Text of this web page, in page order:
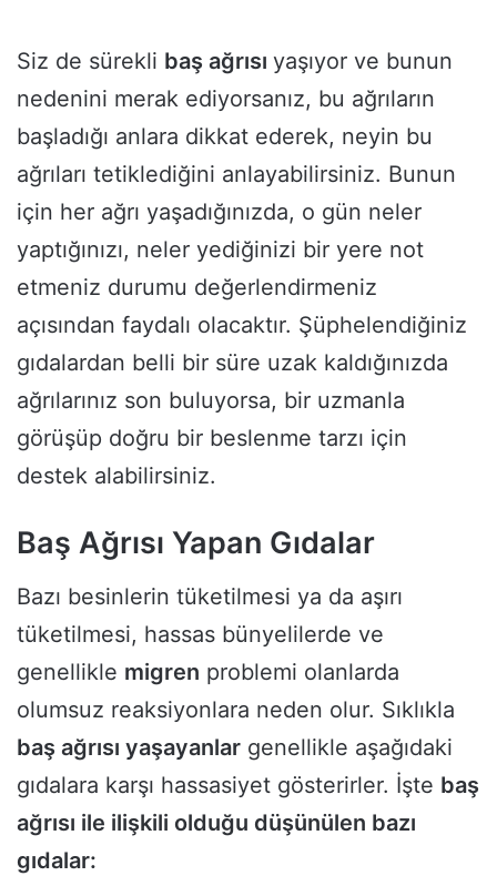
Siz de sürekli baş ağrısı yaşıyor ve bunun
nedenini merak ediyorsanız, bu ağrıların
başladığı anlara dikkat ederek, neyin bu
ağrıları tetiklediğini anlayabilirsiniz. Bunun
için her ağrı yaşadığınızda, o gün neler
yaptığınızı, neler yediğinizi bir yere not
etmeniz durumu değerlendirmeniz
açısından faydalı olacaktır. Şüphelendiğiniz
gıdalardan belli bir süre uzak kaldığınızda
ağrılarınız son buluyorsa, bir uzmanla
görüşüp doğru bir beslenme tarzı için
destek alabilirsiniz.
Baş Ağrısı Yapan Gıdalar
Bazı besinlerin tüketilmesi ya da aşırı
tüketilmesi, hassas bünyelilerde ve
genellikle migren problemi olanlarda
olumsuz reaksiyonlara neden olur. Sıklıkla
baş ağrısı yaşayanlar genellikle aşağıdaki
gıdalara karşı hassasiyet gösterirler. İşte baş
ağrısı ile ilişkili olduğu düşünülen bazı
gıdalar: